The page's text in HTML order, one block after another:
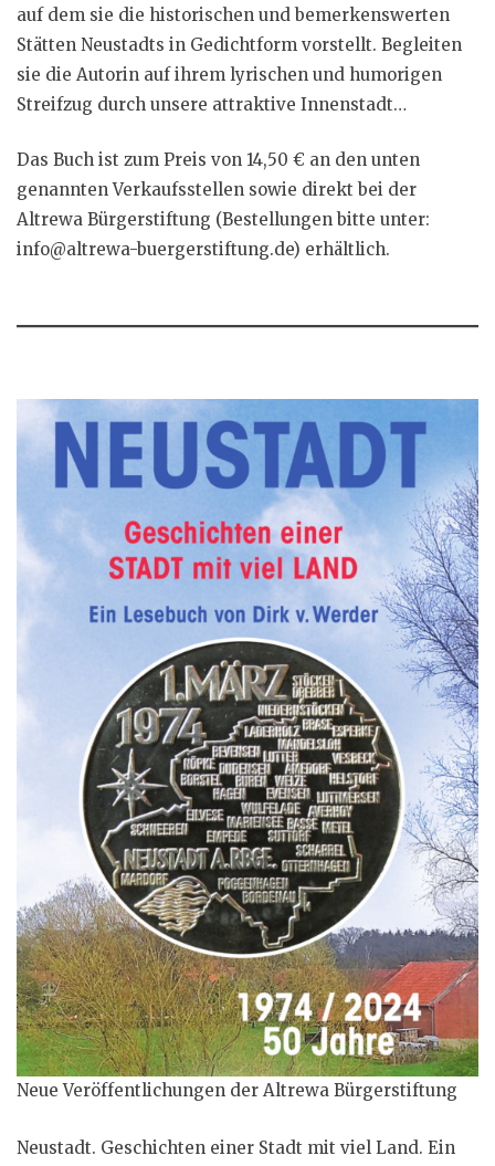
auf dem sie die historischen und bemerkenswerten
Stätten Neustadts in Gedichtform vorstellt. Begleiten
sie die Autorin auf ihrem lyrischen und humorigen
Streifzug durch unsere attraktive Innenstadt…
Das Buch ist zum Preis von 14,50 € an den unten
genannten Verkaufsstellen sowie direkt bei der
Altrewa Bürgerstiftung (Bestellungen bitte unter:
info@altrewa-buergerstiftung.de) erhältlich.
Neue Veröffentlichungen der Altrewa Bürgerstiftung
Neustadt. Geschichten einer Stadt mit viel Land. Ein